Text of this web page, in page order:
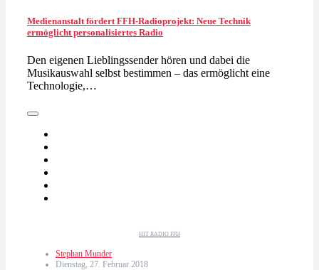
Medienanstalt fördert FFH-Radioprojekt: Neue Technik
ermöglicht personalisiertes Radio
Den eigenen Lieblingssender hören und dabei die
Musikauswahl selbst bestimmen – das ermöglicht eine
Technologie,…
HIT RADIO FFH
Stephan Munder
Dienstag, 27. Februar 2018